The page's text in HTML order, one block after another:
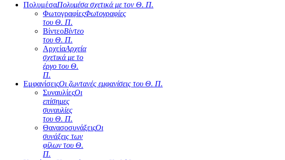
ΠολυμέσαΠολυμέσα σχετικά με τον Θ. Π.
ΦωτογραφίεςΦωτογραφίες
του Θ. Π.
ΒίντεοΒίντεο
του Θ. Π.
ΑρχείαΑρχεία
σχετικά με το
έργο του Θ.
Π.
ΕμφανίσειςΟι ζωντανές εμφανίσεις του Θ. Π.
ΣυναυλίεςΟι
επίσημες
συναυλίες
του Θ. Π.
ΘανασοσυνάξειςΟι
συνάξεις των
φίλων του Θ.
Π.